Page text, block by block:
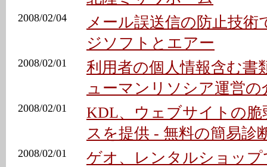
2008/02/04
メール誤送信の防止技術
ジソフトとエアー
2008/02/01
利用者の個人情報含む書
ューマンリソシア運営の
2008/02/01
KDL、ウェブサイトの脆
スを提供 - 無料の簡易診
2008/02/01
ゲオ、レンタルショップ